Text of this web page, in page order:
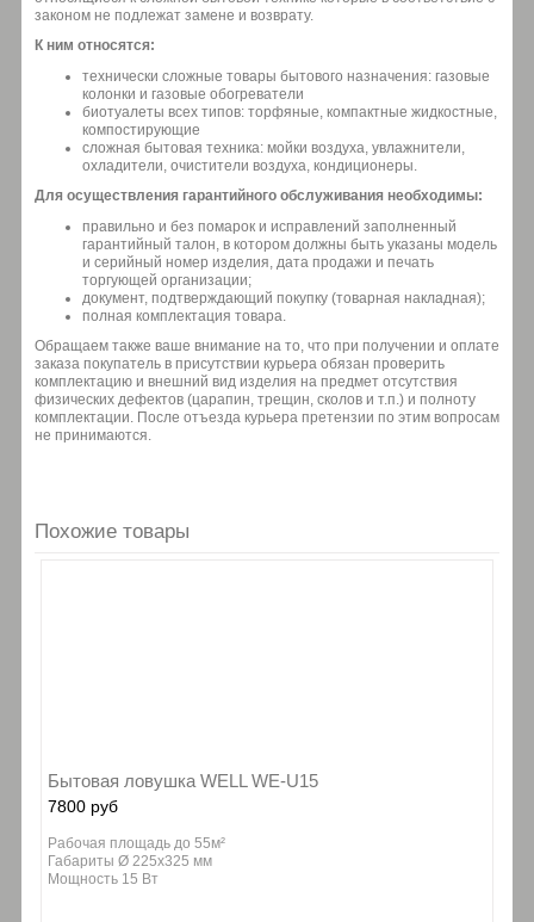
законом не подлежат замене и возврату.
К ним относятся:
технически сложные товары бытового назначения: газовые
колонки и газовые обогреватели
биотуалеты всех типов: торфяные, компактные жидкостные,
компостирующие
сложная бытовая техника: мойки воздуха, увлажнители,
охладители, очистители воздуха, кондиционеры.
Для осуществления гарантийного обслуживания необходимы:
правильно и без помарок и исправлений заполненный
гарантийный талон, в котором должны быть указаны модель
и серийный номер изделия, дата продажи и печать
торгующей организации;
документ, подтверждающий покупку (товарная накладная);
полная комплектация товара.
Обращаем также ваше внимание на то, что при получении и оплате
заказа покупатель в присутствии курьера обязан проверить
комплектацию и внешний вид изделия на предмет отсутствия
физических дефектов (царапин, трещин, сколов и т.п.) и полноту
комплектации. После отъезда курьера претензии по этим вопросам
не принимаются.
Похожие товары
Бытовая ловушка WELL WE-U15
7800 руб
Рабочая площадь до 55м²
Габариты Ø 225х325 мм
Мощность 15 Вт